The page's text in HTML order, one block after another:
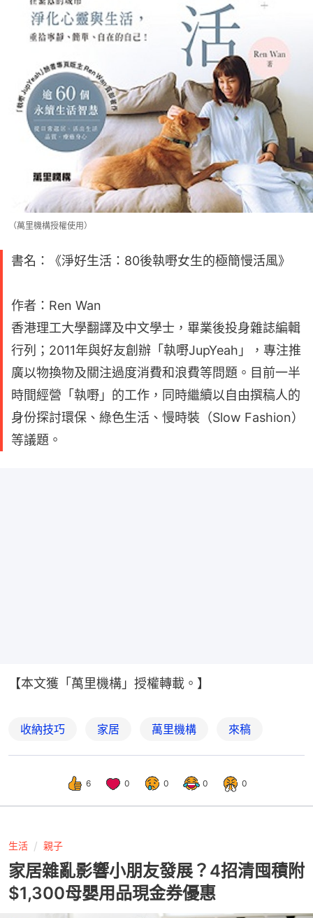
（萬里機構授權使用）
書名：《淨好生活：80後執嘢女生的極簡慢活風》
作者：Ren Wan
香港理工大學翻譯及中文學士，畢業後投身雜誌編輯
行列；2011年與好友創辦「執嘢JupYeah」，專注推
廣以物換物及關注過度消費和浪費等問題。目前一半
時間經營「執嘢」的工作，同時繼續以自由撰稿人的
身份探討環保、綠色生活、慢時裝（Slow Fashion）
等議題。
【本文獲「萬里機構」授權轉載。】
收納技巧 家居 萬里機構 來稿
6 0 0 0 0
生活 親子
家居雜亂影響小朋友發展？4招清囤積附
$1,300母嬰用品現金券優惠